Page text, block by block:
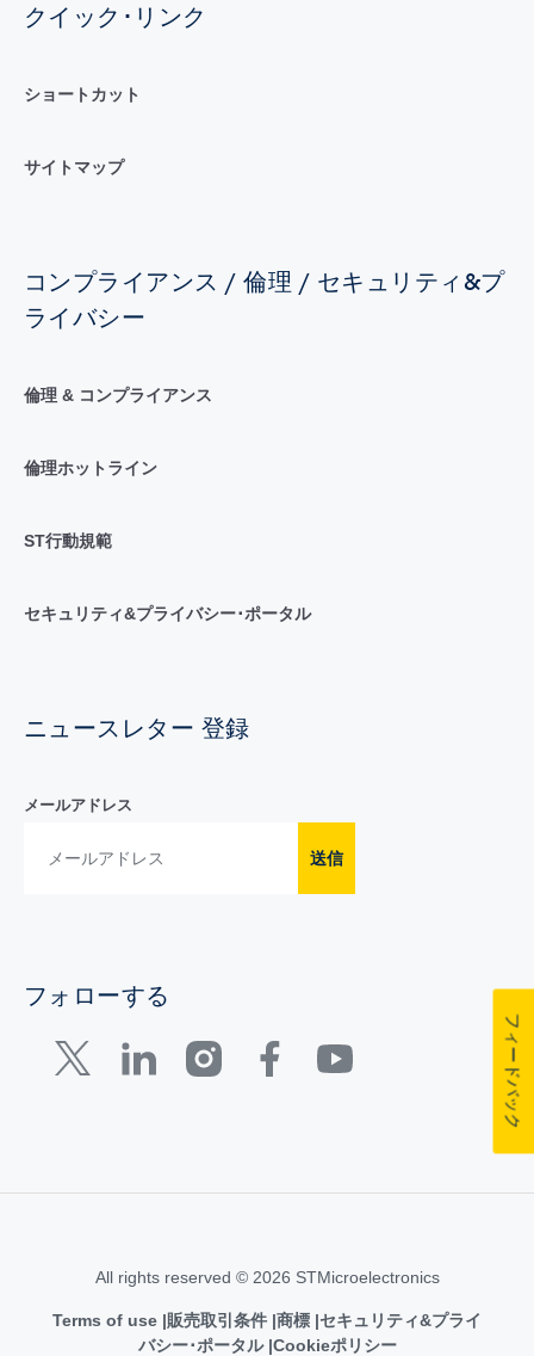
クイック･リンク
ショートカット
サイトマップ
コンプライアンス / 倫理 / セキュリティ&プ
ライバシー
倫理 & コンプライアンス
倫理ホットライン
ST行動規範
セキュリティ&プライバシー･ポータル
ニュースレター 登録
メールアドレス
送信
フォローする
All rights reserved © 2026 STMicroelectronics
Terms of use 販売取引条件 商標 セキュリティ&プライ
バシー･ポータル Cookieポリシー
フィードバック